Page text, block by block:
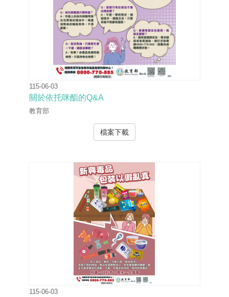
115-06-03
關於依托咪酯的Q&A
教育部
檔案下載
115-06-03